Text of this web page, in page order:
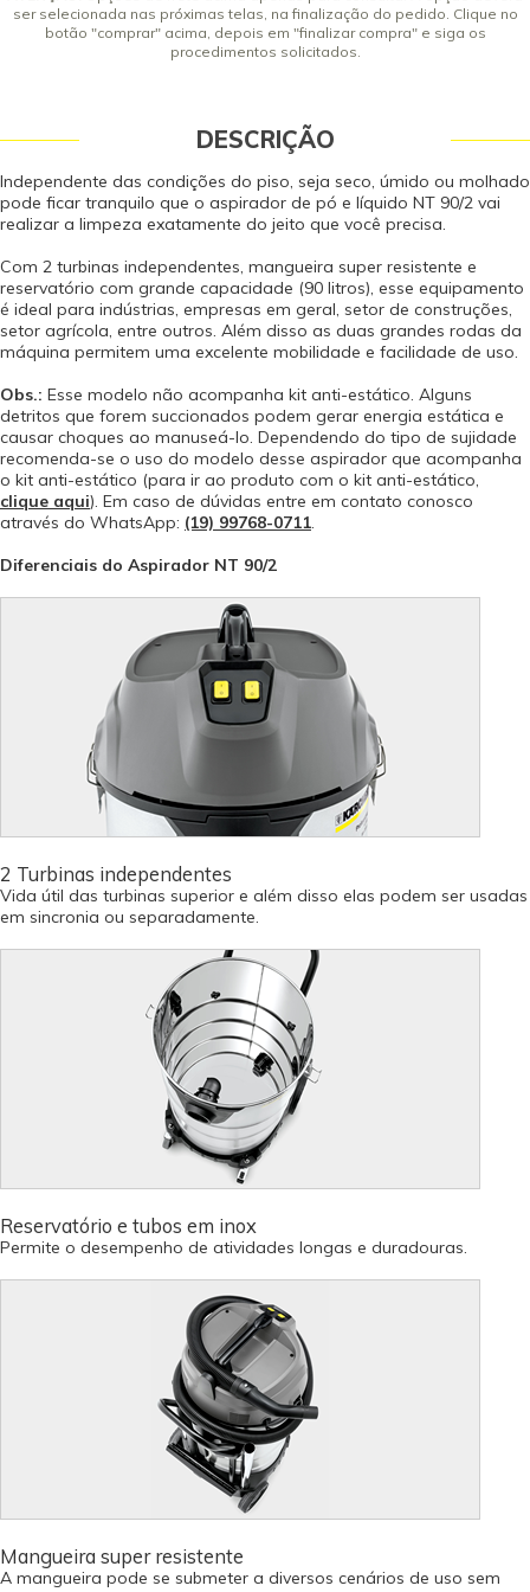
A segurança desse produto é certificada compulsoriamente junto ao
INMETRO pelo OCP ICBr - 0052. Garantia - Garantia: 12 meses (3 meses de
garantia legal por lei contando a partir da data de emissão da Nota Fiscal
ser selecionada nas próximas telas, na finalização do pedido. Clique no
botão "comprar" acima, depois em "finalizar compra" e siga os
procedimentos solicitados.
DESCRIÇÃO
Independente das condições do piso, seja seco, úmido ou molhado
pode ficar tranquilo que o aspirador de pó e líquido NT 90/2 vai
realizar a limpeza exatamente do jeito que você precisa.
Com 2 turbinas independentes, mangueira super resistente e
reservatório com grande capacidade (90 litros), esse equipamento
é ideal para indústrias, empresas em geral, setor de construções,
setor agrícola, entre outros. Além disso as duas grandes rodas da
máquina permitem uma excelente mobilidade e facilidade de uso.
Obs.: Esse modelo não acompanha kit anti-estático. Alguns
detritos que forem succionados podem gerar energia estática e
causar choques ao manuseá-lo. Dependendo do tipo de sujidade
recomenda-se o uso do modelo desse aspirador que acompanha
o kit anti-estático (para ir ao produto com o kit anti-estático,
clique aqui). Em caso de dúvidas entre em contato conosco
através do WhatsApp: (19) 99768-0711.
Diferenciais do Aspirador NT 90/2
2 Turbinas independentes
Vida útil das turbinas superior e além disso elas podem ser usadas
em sincronia ou separadamente.
Reservatório e tubos em inox
Permite o desempenho de atividades longas e duradouras.
Mangueira super resistente
A mangueira pode se submeter a diversos cenários de uso sem